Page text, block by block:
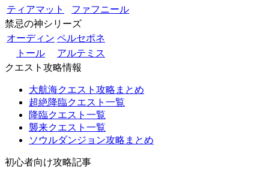
ティアマット
ファフニール
禁忌の神シリーズ
オーディン ペルセポネ
トール
アルテミス
クエスト攻略情報
大航海クエスト攻略まとめ
超絶降臨クエスト一覧
降臨クエスト一覧
襲来クエスト一覧
ソウルダンジョン攻略まとめ
初心者向け攻略記事